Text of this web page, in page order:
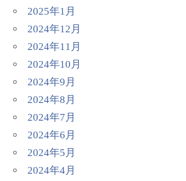
2025年1月
2024年12月
2024年11月
2024年10月
2024年9月
2024年8月
2024年7月
2024年6月
2024年5月
2024年4月